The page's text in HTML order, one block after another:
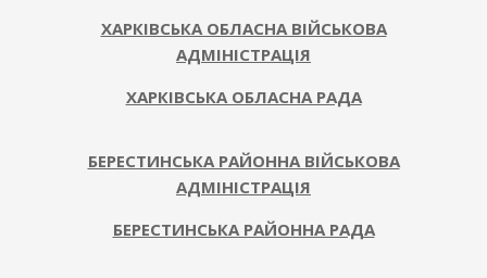
ХАРКІВСЬКА ОБЛАСНА ВІЙСЬКОВА
АДМІНІСТРАЦІЯ
ХАРКІВСЬКА ОБЛАСНА РАДА
БЕРЕСТИНСЬКА РАЙОННА ВІЙСЬКОВА
АДМІНІСТРАЦІЯ
БЕРЕСТИНСЬКА РАЙОННА РАДА